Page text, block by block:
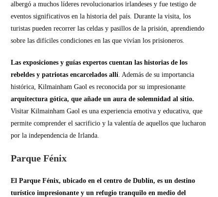
albergó a muchos líderes revolucionarios irlandeses y fue testigo de
eventos significativos en la historia del país. Durante la visita, los
turistas pueden recorrer las celdas y pasillos de la prisión, aprendiendo
sobre las difíciles condiciones en las que vivían los prisioneros.
Las exposiciones y guías expertos cuentan las historias de los
rebeldes y patriotas encarcelados allí. Además de su importancia
histórica, Kilmainham Gaol es reconocida por su impresionante
arquitectura gótica, que añade un aura de solemnidad al sitio.
Visitar Kilmainham Gaol es una experiencia emotiva y educativa, que
permite comprender el sacrificio y la valentía de aquellos que lucharon
por la independencia de Irlanda.
Parque Fénix
El Parque Fénix, ubicado en el centro de Dublín, es un destino
turístico impresionante y un refugio tranquilo en medio del